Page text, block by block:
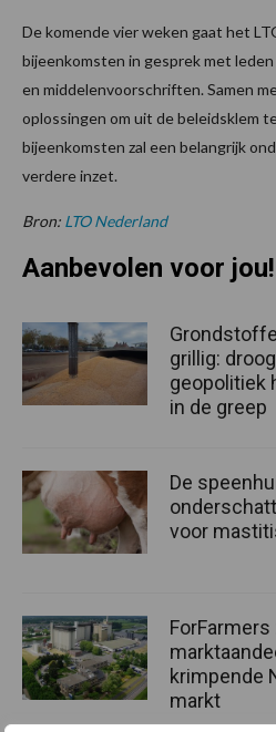
De komende vier weken gaat het
bijeenkomsten in gesprek met
en middelenvoorschriften. Samen
oplossingen om uit de beleidsklem
bijeenkomsten zal een belangrijk
verdere inzet.
Bron: LTO Nederland
Aanbevolen voor jou!
grillig:
geopolitiek
in de greep
De
voor
krimpende
markt